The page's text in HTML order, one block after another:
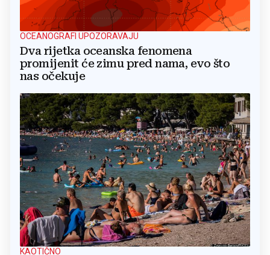
OCEANOGRAFI UPOZORAVAJU
Dva rijetka oceanska fenomena
promijenit će zimu pred nama, evo što
nas očekuje
KAOTIČNO